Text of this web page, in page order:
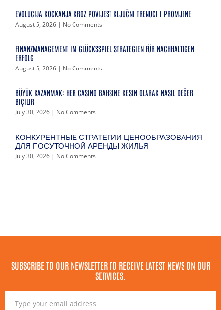
EVOLUCIJA KOCKANJA KROZ POVIJEST KLJUČNI TRENUCI I PROMJENE
August 5, 2026 No Comments
FINANZMANAGEMENT IM GLÜCKSSPIEL STRATEGIEN FÜR NACHHALTIGEN
ERFOLG
August 5, 2026 No Comments
BÜYÜK KAZANMAK: HER CASINO BAHSINE KESIN OLARAK NASIL DEĞER
BIÇILIR
July 30, 2026 No Comments
КОНКУРЕНТНЫЕ СТРАТЕГИИ ЦЕНООБРАЗОВАНИЯ
ДЛЯ ПОСУТОЧНОЙ АРЕНДЫ ЖИЛЬЯ
July 30, 2026 No Comments
SUBSCRIBE TO OUR NEWSLETTER TO RECEIVE LATEST NEWS ON OUR
SERVICES.